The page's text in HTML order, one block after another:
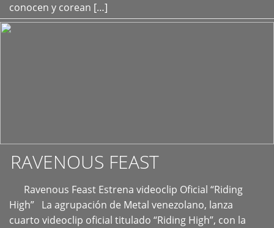
conocen y corean […]
RAVENOUS FEAST
Ravenous Feast Estrena videoclip Oficial “Riding
High” La agrupación de Metal venezolano, lanza
cuarto videoclip oficial titulado “Riding High”, con la